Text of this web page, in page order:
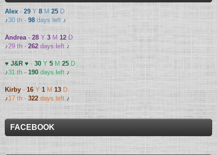
Alex -29Y 8M25D
♪30 th -98days left♪
Andrea-28Y3M12D
♪29 th -262days left♪
♥ J&R ♥-30Y5M25D
♪31 th -190days left ♪
Kirby-16Y1M13D
♪17 th -322days left♪
FACEBOOK